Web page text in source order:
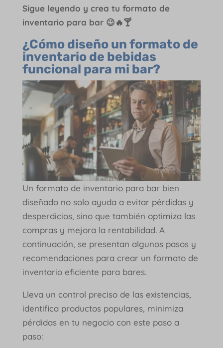
Sigue leyendo y crea tu formato de
inventario para bar 😉🔥🍸
¿Cómo diseño un formato de
inventario de bebidas
funcional para mi bar?
Un formato de inventario para bar bien
diseñado no solo ayuda a evitar pérdidas y
desperdicios, sino que también optimiza las
compras y mejora la rentabilidad. A
continuación, se presentan algunos pasos y
recomendaciones para crear un formato de
inventario eficiente para bares.
Lleva un control preciso de las existencias,
identifica productos populares, minimiza
pérdidas en tu negocio con este paso a
paso: